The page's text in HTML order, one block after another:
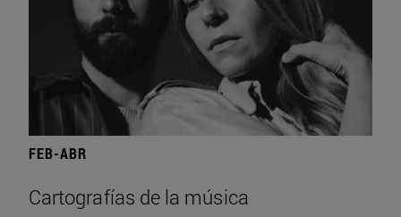
FEB-ABR
Cartografías de la música